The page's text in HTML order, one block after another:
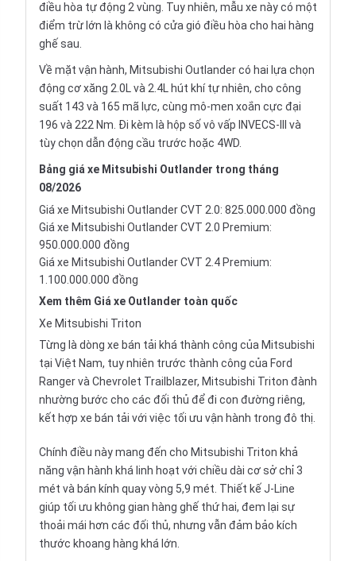
điều hòa tự động 2 vùng. Tuy nhiên, mẫu xe này có một
điểm trừ lớn là không có cửa gió điều hòa cho hai hàng
ghế sau.
Về mặt vận hành, Mitsubishi Outlander có hai lựa chọn
động cơ xăng 2.0L và 2.4L hút khí tự nhiên, cho công
suất 143 và 165 mã lực, cùng mô-men xoắn cực đại
196 và 222 Nm. Đi kèm là hộp số vô vấp INVECS-III
và
tùy chọn dẫn động cầu trước hoặc 4WD.
Bảng giá xe Mitsubishi Outlander trong tháng
08/2026
Giá xe Mitsubishi Outlander CVT 2.0: 825.000.000 đồng
Giá xe Mitsubishi Outlander CVT 2.0 Premium:
950.000.000 đồng
Giá xe Mitsubishi Outlander CVT 2.4 Premium:
1.100.000.000 đồng
Xem thêm Giá xe Outlander toàn quốc
Xe Mitsubishi Triton
Từng là dòng xe bán tải khá thành công của Mitsubishi
tại Việt Nam, tuy nhiên trước thành công của Ford
RangervàChevrolet Trailblazer, Mitsubishi Triton đành
nhường bước cho các đối thủ để đi con đường riêng,
kết hợp xe bán tải với việc tối ưu vận hành trong đô thị.
Chính điều này mang đến cho Mitsubishi Triton khả
năng vận hành khá linh hoạt với chiều dài cơ sở chỉ 3
mét và bán kính quay vòng 5,9 mét. Thiết kế J-Line
giúp tối ưu không gian hàng ghế thứ hai, đem lại sự
thoải mái hơn các đối thủ, nhưng vẫn đảm bảo kích
thước khoang hàng khá lớn.